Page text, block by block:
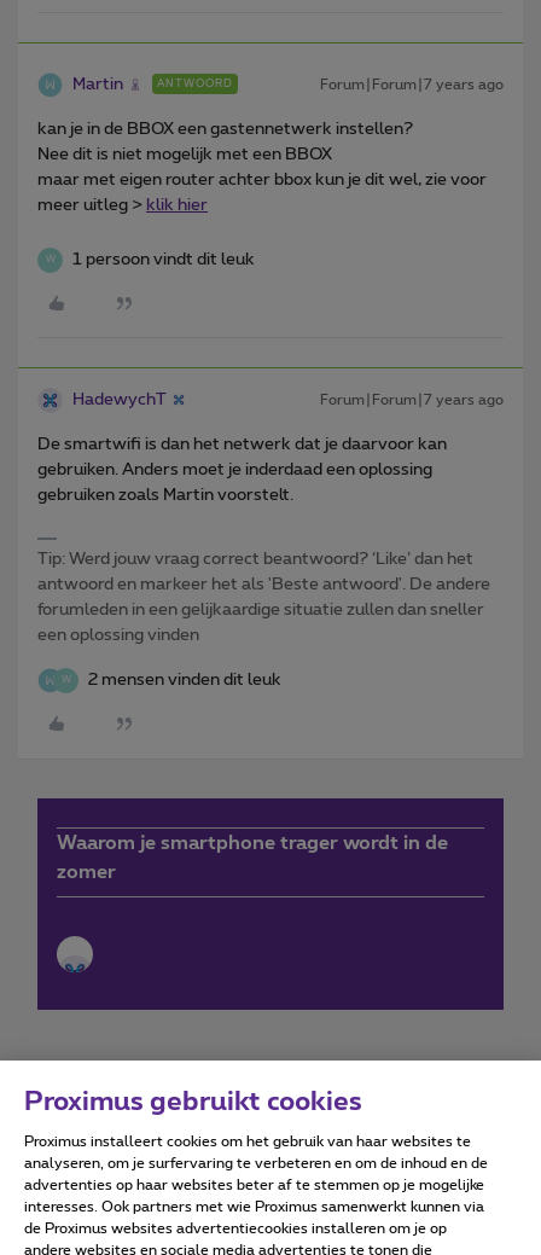
Martin ANTWOORD Forum|Forum|7 years ago
kan je in de BBOX een gastennetwerk instellen?
Nee dit is niet mogelijk met een BBOX
maar met eigen router achter bbox kun je dit wel, zie voor
meer uitleg > klik hier
W 1 persoon vindt dit leuk
HadewychT Forum|Forum|7 years ago
De smartwifi is dan het netwerk dat je daarvoor kan
gebruiken. Anders moet je inderdaad een oplossing
gebruiken zoals Martin voorstelt.
Tip: Werd jouw vraag correct beantwoord? ‘Like’ dan het
antwoord en markeer het als 'Beste antwoord'. De andere
forumleden in een gelijkaardige situatie zullen dan sneller
een oplossing vinden
W 2 mensen vinden dit leuk
Waarom je smartphone trager wordt in de
zomer
Forumvoorwaarden Accessibility statement
Proximus gebruikt cookies
Proximus installeert cookies om het gebruik van haar websites te
analyseren, om je surfervaring te verbeteren en om de inhoud en de
advertenties op haar websites beter af te stemmen op je mogelijke
interesses. Ook partners met wie Proximus samenwerkt kunnen via
de Proximus websites advertentiecookies installeren om je op
andere websites en sociale media advertenties te tonen die